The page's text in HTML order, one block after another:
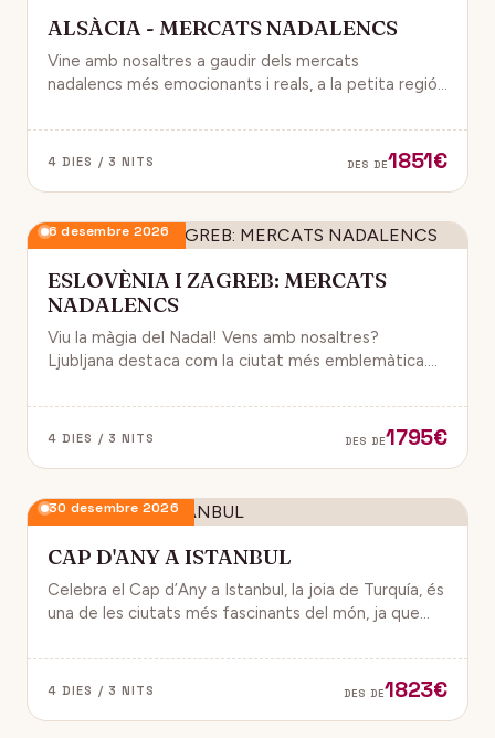
ALSÀCIA - MERCATS NADALENCS
Vine amb nosaltres a gaudir dels mercats
nadalencs més emocionants i reals, a la petita regió
4 DIES / 3 NITS DES DE1851€
6 desembre 2026
ESLOVÈNIA I ZAGREB: MERCATS
NADALENCS
Viu la màgia del Nadal! Vens amb nosaltres?
Ljubljana destaca com la ciutat més emblemàtica.
destinacions nadalenques d’Europa.
4 DIES / 3 NITS DES DE1795€
30 desembre 2026
CAP D'ANY A ISTANBUL
Celebra el Cap d’Any a Istanbul, la joia de Turquía, és
una de les ciutats més fascinants del món, ja que
gaudir d’un ambient de festa i alegría.
4 DIES / 3 NITS DES DE1823€